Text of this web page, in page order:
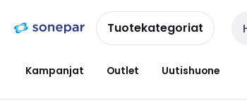
navigointiinsisältöönTuotekategoriat
Kampanjat Outlet Uutishuone